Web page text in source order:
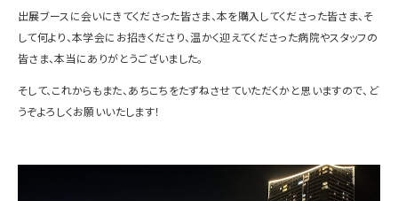
出展ブースに会いにきてくださった皆さま、本を購入してくださった皆さま、そ
して何より、本学会にお招きくださり、温かく迎えてくださった病院やスタッフの
皆さま、本当にありがとうございました。
そして、これからもまた、あちこちをたずねさせていただくかと思いますので、ど
うぞよろしくお願いいたします！